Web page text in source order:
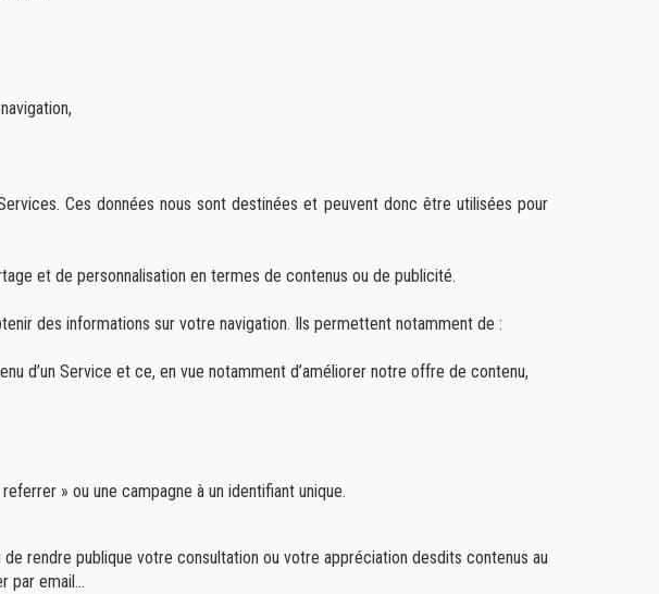
Ces données nous sont destinées et peuvent donc être utilisées pour
et de personnalisation en termes de contenus ou de publicité.
des informations sur votre navigation. Ils permettent notamment de :
d’un Service et ce, en vue notamment d’améliorer notre offre de contenu,
» ou une campagne à un identifiant unique.
rendre publique votre consultation ou votre appréciation desdits contenus au
par email...